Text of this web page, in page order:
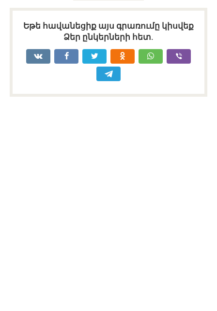
Եթե հավանեցիք այս գրառումը կիսվեք
Ձեր ընկերների հետ.